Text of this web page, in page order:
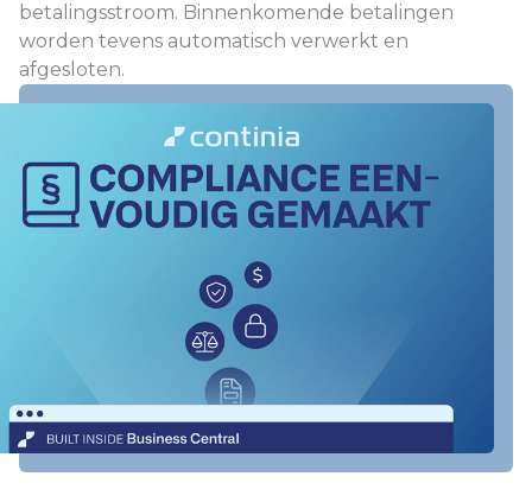
betalingsstroom. Binnenkomende betalingen
worden tevens automatisch verwerkt en
afgesloten.